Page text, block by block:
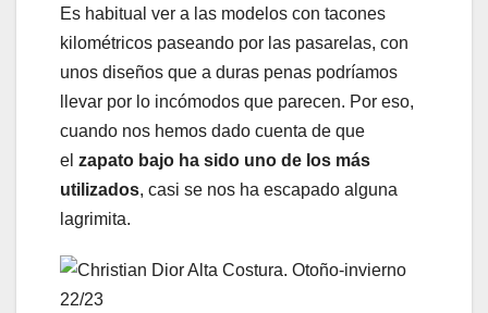
Es habitual ver a las modelos con tacones
kilométricos paseando por las pasarelas, con
unos diseños que a duras penas podríamos
llevar por lo incómodos que parecen. Por eso,
cuando nos hemos dado cuenta de que
el zapato bajo ha sido uno de los más
utilizados, casi se nos ha escapado alguna
lagrimita.